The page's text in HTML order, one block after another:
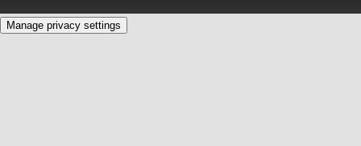
Manage privacy settings